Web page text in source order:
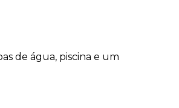
de água, piscina e um